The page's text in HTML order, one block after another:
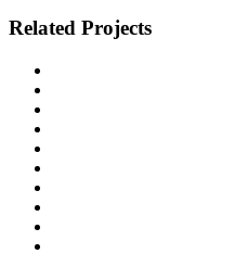
Related Projects